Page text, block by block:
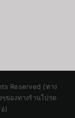
Reserved (ทาง
ของทางร้านโปรด
)Chinese